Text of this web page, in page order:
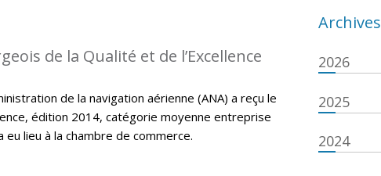
de la Qualité et de l’Excellence
de la navigation aérienne (ANA) a reçu le
édition 2014, catégorie moyenne entreprise
lieu à la chambre de commerce.
Archives
2026
2025
2024